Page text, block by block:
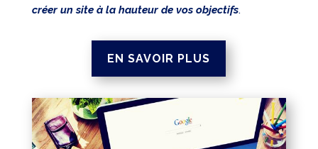
créer un site à la hauteur de vos objectifs.
EN SAVOIR PLUS